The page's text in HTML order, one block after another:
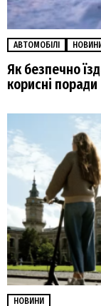
АВТОМОБІЛІ
Як безпечно
корисні поради
НОВИНИ